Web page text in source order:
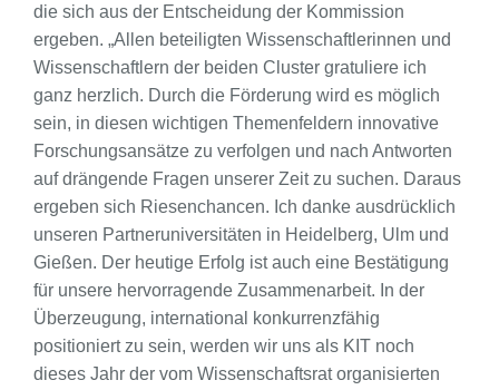
die sich aus der Entscheidung der Kommission
ergeben. „Allen beteiligten Wissenschaftlerinnen und
Wissenschaftlern der beiden Cluster gratuliere ich
ganz herzlich. Durch die Förderung wird es möglich
sein, in diesen wichtigen Themenfeldern innovative
Forschungsansätze zu verfolgen und nach Antworten
auf drängende Fragen unserer Zeit zu suchen. Daraus
ergeben sich Riesenchancen. Ich danke ausdrücklich
unseren Partneruniversitäten in Heidelberg, Ulm und
Gießen. Der heutige Erfolg ist auch eine Bestätigung
für unsere hervorragende Zusammenarbeit. In der
Überzeugung, international konkurrenzfähig
positioniert zu sein, werden wir uns als KIT noch
dieses Jahr der vom Wissenschaftsrat organisierten